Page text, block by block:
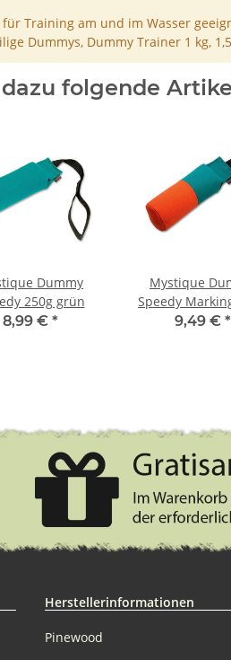
Training am und im Wasser
Dummys, Dummy Trainer 1 kg,
folgende
Dummy
250g grün
8,99 € *
Mystique
Speedy
orange /
9,49 € *
Herstellerinformationen
Pinewood